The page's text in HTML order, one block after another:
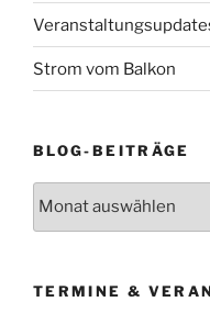
Strom vom Balkon
BLOG-BEITRÄGE
TERMINE &